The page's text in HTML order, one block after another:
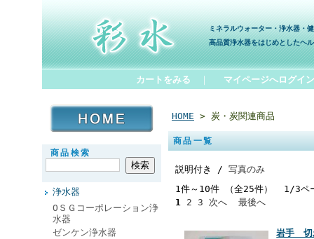
ミネラルウォーター・浄水器・
高品質浄水器をはじめとしたヘ
カートをみる マイページへログイン
商品検索
浄水器
ОＳＧコーポレーション浄
水器
ゼンケン浄水器
HOME > 炭・炭関連商品
商品一覧
説明付き / 写真のみ
1件～10件 （全25件） 1/3ペ
1 2 3 次へ 最後へ
岩手